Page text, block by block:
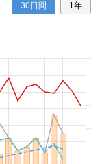
30日間 1年